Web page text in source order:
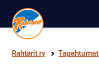
Siirry sivun sisältöön
Rahtarit ry Tapahtumat